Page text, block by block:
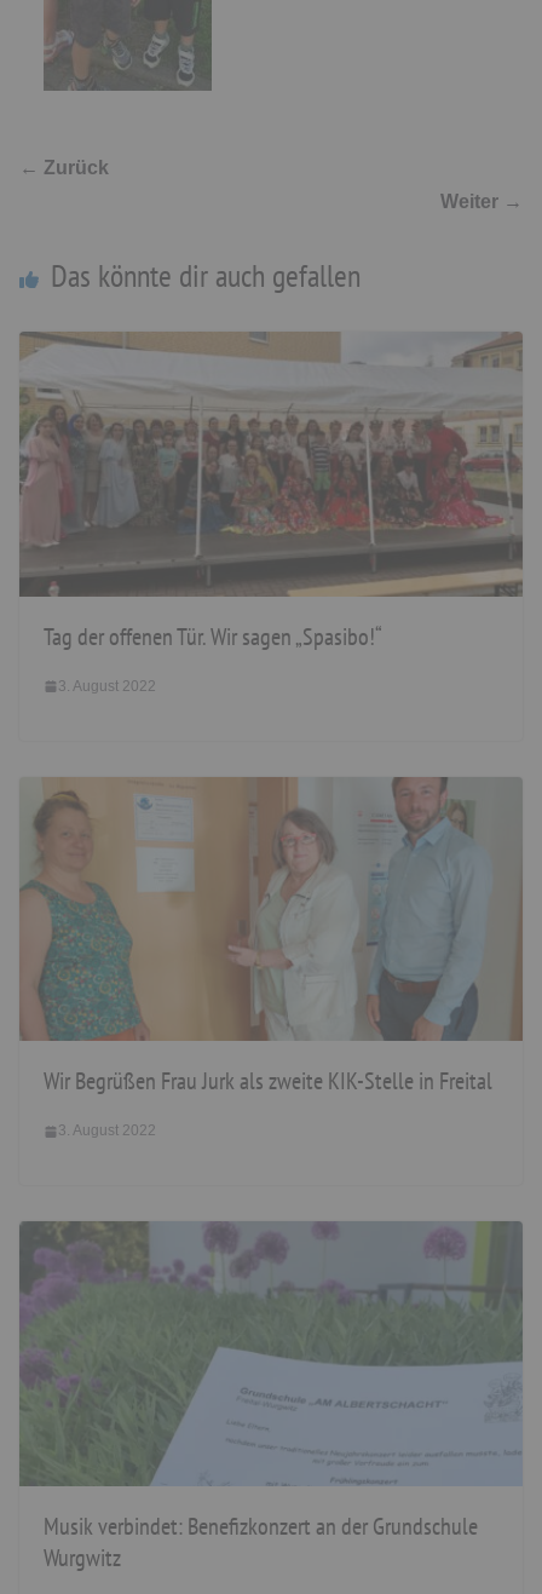
← Zurück
Weiter →
Das könnte dir auch gefallen
Tag der offenen Tür. Wir sagen „Spasibo!“
3. August 2022
Wir Begrüßen Frau Jurk als zweite KIK-Stelle in Freital
3. August 2022
Musik verbindet: Benefizkonzert an der Grundschule
Wurgwitz